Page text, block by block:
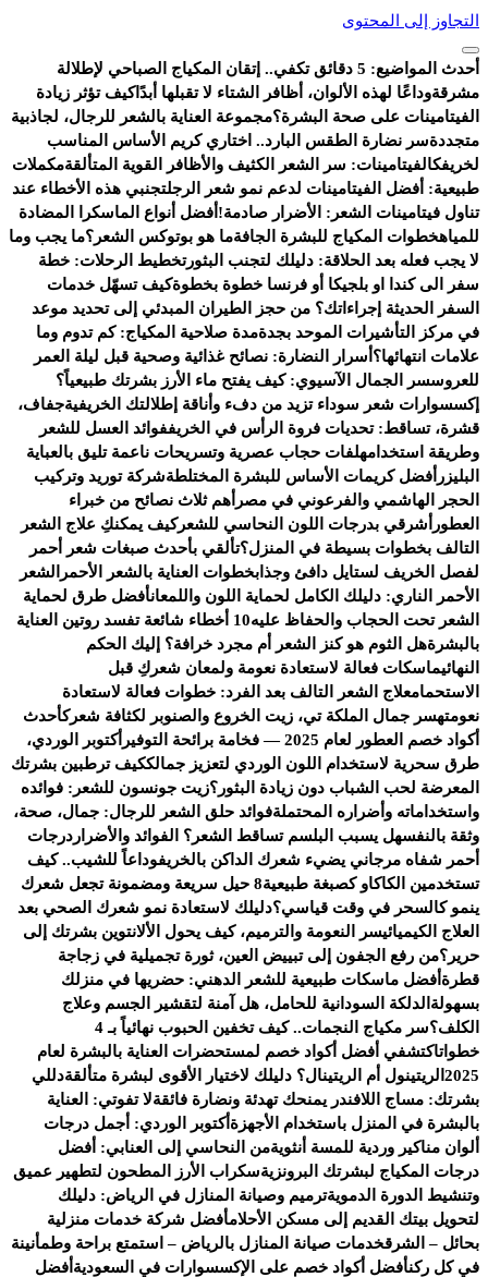
التجاوز إلى المحتوى
أحدث المواضيع:
5 دقائق تكفي.. إتقان المكياج الصباحي لإطلالة
مشرقةوداعًا لهذه الألوان، أظافر الشتاء لا تقبلها أبدًاكيف تؤثر زيادة
الفيتامينات على صحة البشرة؟مجموعة العناية بالشعر للرجال، لجاذبية
متجددةسر نضارة الطقس البارد.. اختاري كريم الأساس المناسب
لخريفكالفيتامينات: سر الشعر الكثيف والأظافر القوية المتألقةمكملات
طبيعية: أفضل الفيتامينات لدعم نمو شعر الرجلتجنبي هذه الأخطاء عند
تناول فيتامينات الشعر: الأضرار صادمة! أفضل أنواع الماسكرا المضادة
للمياهخطوات المكياج للبشرة الجافةما هو بوتوكس الشعر؟ما يجب وما
لا يجب فعله بعد الحلاقة: دليلك لتجنب البثورتخطيط الرحلات: خطة
سفر الى كندا او بلجيكا أو فرنسا خطوة بخطوةكيف تسهّل خدمات
السفر الحديثة إجراءاتك؟ من حجز الطيران المبدئي إلى تحديد موعد
في مركز التأشيرات الموحد بجدةمدة صلاحية المكياج: كم تدوم وما
علامات انتهائها؟ أسرار النضارة: نصائح غذائية وصحية قبل ليلة العمر
للعروسسر الجمال الآسيوي: كيف يفتح ماء الأرز بشرتك طبيعياً؟
إكسسوارات شعر سوداء تزيد من دفء وأناقة إطلالتك الخريفيةجفاف،
قشرة، تساقط: تحديات فروة الرأس في الخريففوائد العسل للشعر
وطريقة استخدامهلفات حجاب عصرية وتسريحات ناعمة تليق بالعباية
البليزر أفضل كريمات الأساس للبشرة المختلطةشركة توريد وتركيب
الحجر الهاشمي والفرعوني في مصر أهم ثلاث نصائح من خبراء
العطور أشرقي بدرجات اللون النحاسي للشعركيف يمكنكِ علاج الشعر
التالف بخطوات بسيطة في المنزل؟تألقي بأحدث صبغات شعر أحمر
لفصل الخريف لستايل دافئ وجذابخطوات العناية بالشعر الأحمر الشعر
الأحمر الناري: دليلك الكامل لحماية اللون واللمعانأفضل طرق لحماية
الشعر تحت الحجاب والحفاظ عليه
10 أخطاء شائعة تفسد روتين العناية
بالبشرةهل الثوم هو كنز الشعر أم مجرد خرافة؟ إليك الحكم
النهائيماسكات فعالة لاستعادة نعومة ولمعان شعركِ قبل
الاستحمامعلاج الشعر التالف بعد الفرد: خطوات فعالة لاستعادة
نعومتهسر جمال الملكة تي، زيت الخروع والصنوبر لكثافة شعركأحدث
أكواد خصم العطور لعام 2025 — فخامة برائحة التوفير
أكتوبر الوردي،
طرق سحرية لاستخدام اللون الوردي لتعزيز جمالككيف ترطبين بشرتك
المعرضة لحب الشباب دون زيادة البثور؟زيت جونسون للشعر: فوائده
واستخداماته وأضراره المحتملةفوائد حلق الشعر للرجال: جمال، صحة،
وثقة بالنفسهل يسبب البلسم تساقط الشعر؟ الفوائد والأضرار درجات
أحمر شفاه مرجاني يضيء شعرك الداكن بالخريفوداعاً للشيب.. كيف
تستخدمين الكاكاو كصبغة طبيعية
8 حيل سريعة ومضمونة تجعل شعرك
ينمو كالسحر في وقت قياسي؟دليلك لاستعادة نمو شعرك الصحي بعد
العلاج الكيميائيسر النعومة والترميم، كيف يحول الألانتوين بشرتك إلى
حرير؟من رفع الجفون إلى تبييض العين، ثورة تجميلية في زجاجة
قطرة أفضل ماسكات طبيعية للشعر الدهني: حضريها في منزلك
بسهولة الدلكة السودانية للحامل، هل آمنة لتقشير الجسم وعلاج
الكلف؟
سر مكياج النجمات.. كيف تخفين الحبوب نهائياً بـ 4
خطواتاكتشفي أفضل أكواد خصم لمستحضرات العناية بالبشرة لعام
2025 الريتينول أم الريتينال؟ دليلك لاختيار الأقوى لبشرة متألقةدللي
بشرتك: مساج اللافندر يمنحك تهدئة ونضارة فائقةلا تفوتي: العناية
بالبشرة في المنزل باستخدام الأجهزة أكتوبر الوردي: أجمل درجات
ألوان مناكير وردية للمسة أنثويةمن النحاسي إلى العنابي: أفضل
درجات المكياج لبشرتك البرونزيةسكراب الأرز المطحون لتطهير عميق
وتنشيط الدورة الدمويةترميم وصيانة المنازل في الرياض: دليلك
لتحويل بيتك القديم إلى مسكن الأحلامأفضل شركة خدمات منزلية
بحائل – الشرقخدمات صيانة المنازل بالرياض – استمتع براحة وطمأنينة
في كل ركنأفضل أكواد خصم على الإكسسوارات في السعودية أفضل